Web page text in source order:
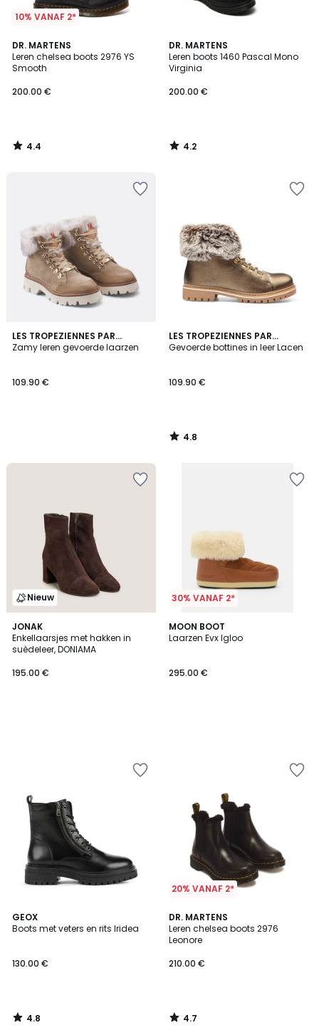
10% VANAF 2*
DR. MARTENS
Leren chelsea boots 2976 YS
Smooth
200.00 €
4.4
/ 5
4.4
/
DR. MARTENS
Leren boots 1460 Pascal Mono
Virginia
200.00 €
4.2
/ 5
4.2
/
LES TROPEZIENNES PAR
M.BELARBI
Zamy leren gevoerde laarzen
109.90 €
LES TROPEZIENNES PAR
M.BELARBI
Gevoerde bottines in leer Lacen
109.90 €
4.8
/ 5
4.8
/
Nieuw
JONAK
Enkellaarsjes met hakken in
suèdeleer, DONIAMA
195.00 €
30% VANAF 2*
MOON BOOT
Laarzen Evx Igloo
295.00 €
GEOX
Boots met veters en rits Iridea
130.00 €
4.8
/ 5
4.8
/
20% VANAF 2*
DR. MARTENS
Leren chelsea boots 2976
Leonore
210.00 €
4.7
/ 5
4.7
/